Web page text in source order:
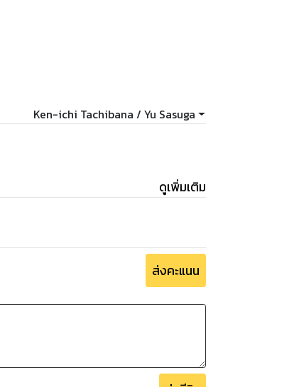
Ken-ichi Tachibana / Yu Sasuga
ดูเพิ่มเติม
ส่งคะแนน